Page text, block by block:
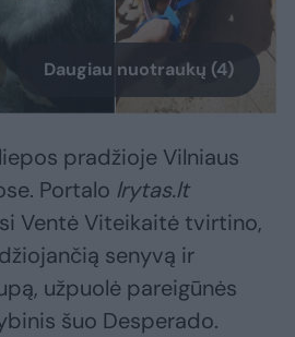
Daugiau nuotraukų (4)
pradžioje Vilniaus
Portalo lrytas.lt
Ventė Viteikaitė tvirtino,
senyvą ir
užpuolė pareigūnės
šuo Desperado.